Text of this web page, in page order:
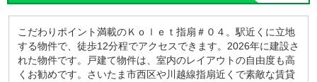
こだわりポイント満載のＫｏｌｅｔ指扇＃０４。駅近くに立地
する物件で、徒歩12分程でアクセスできます。2026年に建設さ
れた物件です。戸建て物件は、室内のレイアウトの自由度も高
くお勧めです。さいたま市西区や川越線指扇近くで素敵な賃貸